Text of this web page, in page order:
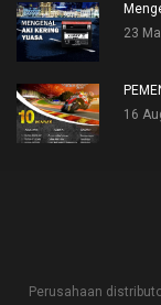
23
16
Perusahaan